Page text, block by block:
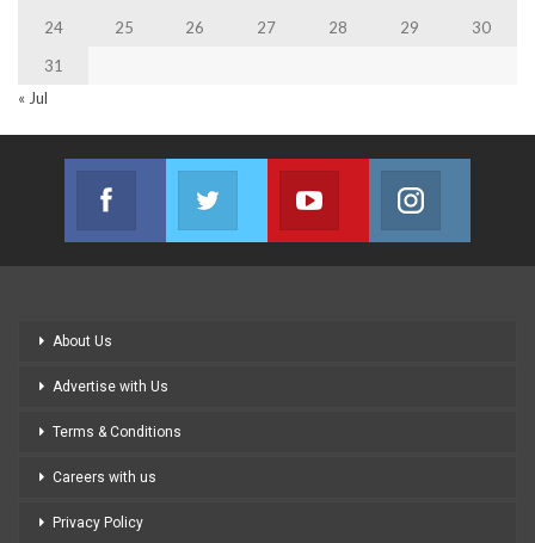
24
25 26 27 28 29
30
31
« Jul
Facebook
Join us on Facebook
Twitter
Join us on Twitter
Youtube
Join us on Youtube
About Us
Advertise with Us
Terms & Conditions
Careers with us
Privacy Policy